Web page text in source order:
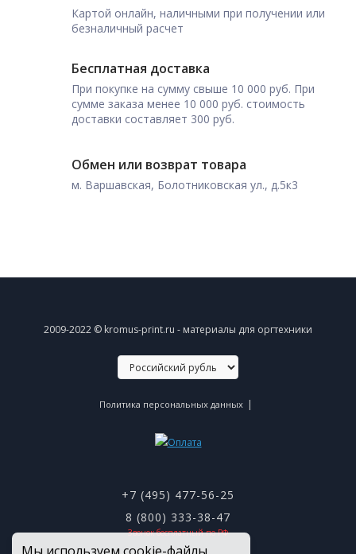
Картой онлайн, наличными при получении или
безналичный расчет
Бесплатная доставка
При покупке на сумму свыше 10 000 руб. При
сумме заказа менее 10 000 руб. стоимость
доставки составляет 300 руб.
Обмен или возврат товара
м. Варшавская, Болотниковская ул., д.5к3
2009-2022 © kromus-print.ru - материалы для оргтехники
Политика персональных данных |
+7 (495) 477-56-25
8 (800) 333-38-47
Звонок бесплатный по РФ